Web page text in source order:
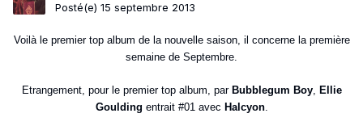
Posté(e) 15 septembre 2013
Voilà le premier top album de la nouvelle saison, il concerne la première
semaine de Septembre.
Etrangement, pour le premier top album, par Bubblegum Boy, Ellie
Goulding entrait #01 avec Halcyon.